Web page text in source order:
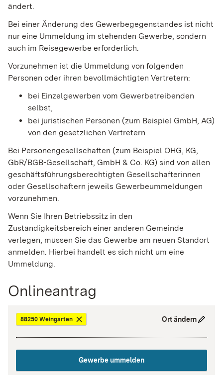
ändert.
Bei einer Änderung des Gewerbegegenstandes ist nicht
nur eine Ummeldung im stehenden Gewerbe, sondern
auch im Reisegewerbe erforderlich.
Vorzunehmen ist die Ummeldung von folgenden
Personen oder ihren bevollmächtigten Vertretern:
bei Einzelgewerben vom Gewerbetreibenden
selbst,
bei juristischen Personen (zum Beispiel GmbH, AG)
von den gesetzlichen Vertretern
Bei Personengesellschaften (zum Beispiel OHG, KG,
GbR/BGB-Gesellschaft, GmbH & Co. KG) sind von allen
geschäftsführungsberechtigten Gesellschafterinnen
oder Gesellschaftern jeweils Gewerbeummeldungen
vorzunehmen.
Wenn Sie Ihren Betriebssitz in den
Zuständigkeitsbereich einer anderen Gemeinde
verlegen, müssen Sie das Gewerbe am neuen Standort
anmelden. Hierbei handelt es sich nicht um eine
Ummeldung.
Onlineantrag
88250 Weingarten Ort ändern
Gewerbe ummelden